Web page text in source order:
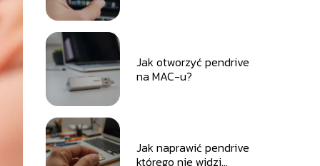
Jak otworzyć pendrive
na MAC-u?
Jak naprawić pendrive
którego nie widzi